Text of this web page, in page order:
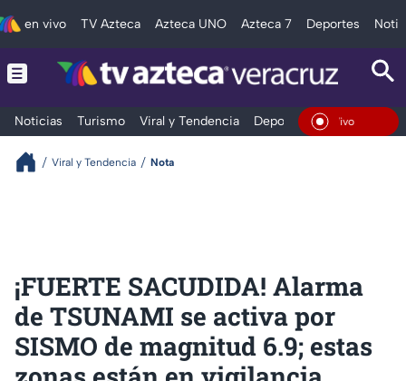
en vivo TV Azteca Azteca UNO Azteca 7 Deportes
Noticias Turismo Viral y Tendencia Deportes Espectáculos
En Vivo
Viral y Tendencia Nota
¡FUERTE SACUDIDA! Alarma
de TSUNAMI se activa por
SISMO de magnitud 6.9; estas